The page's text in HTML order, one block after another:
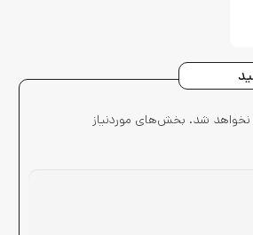
نخواهد شد. بخش‌های موردنیاز